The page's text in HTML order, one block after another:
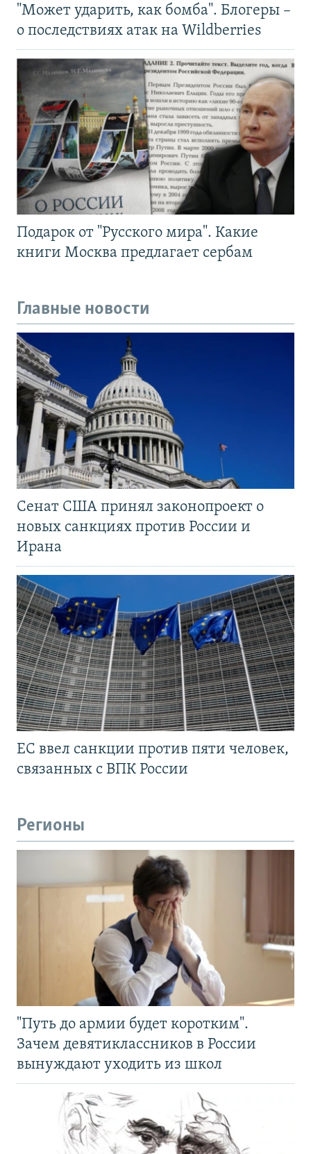
"Может ударить, как бомба". Блогеры –
о последствиях атак на Wildberries
Подарок от "Русского мира". Какие
книги Москва предлагает сербам
Главные новости
Сенат США принял законопроект о
новых санкциях против России и
Ирана
ЕС ввел санкции против пяти человек,
связанных с ВПК России
Регионы
"Путь до армии будет коротким".
Зачем девятиклассников в России
вынуждают уходить из школ